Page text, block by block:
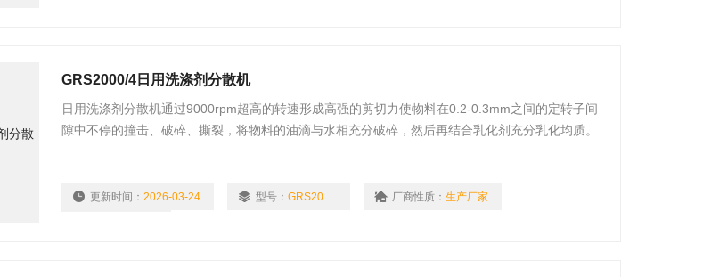
GRS2000/4日用洗涤剂分散机
日用洗涤剂分散机通过9000rpm超高的转速形成高强的剪切力使物料在0.2-0.3mm之间的定转子间
隙中不停的撞击、破碎、撕裂，将物料的油滴与水相充分破碎，然后再结合乳化剂充分乳化均质。
更新时间：2026-03-24 型号： GRS2000/4 厂商性质：生产厂家